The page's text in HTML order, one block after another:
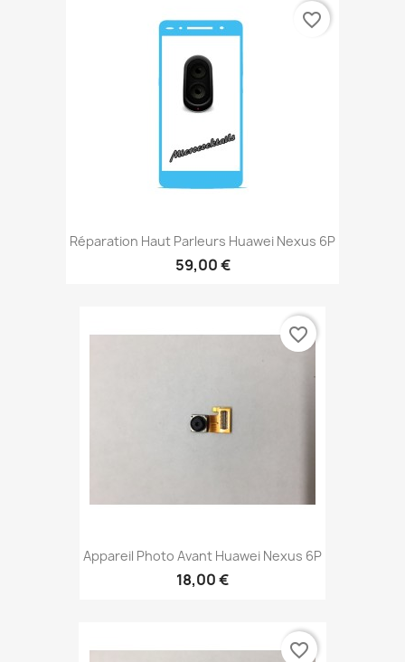
Réparation Haut Parleurs Huawei Nexus 6P
59,00 €
favorite_border
Appareil Photo Avant Huawei Nexus 6P
18,00 €
favorite_border
favorite_border